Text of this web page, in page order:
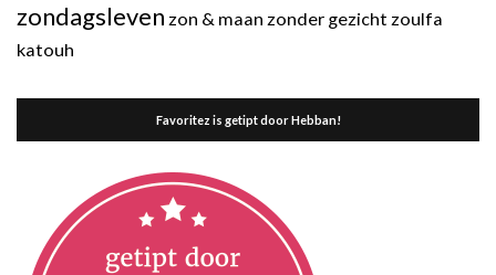
zondagsleven zon & maan zonder gezicht zoulfa
katouh
Favoritez is getipt door Hebban!